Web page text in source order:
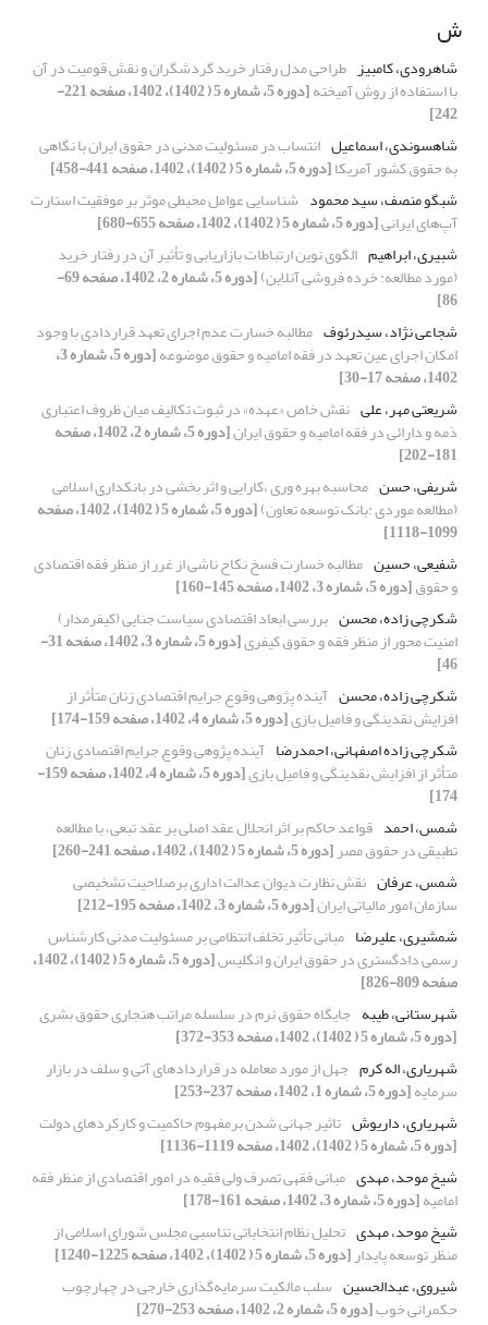
ش
شاهرودی، کامبیز طراحی مدل رفتار خرید گردشگران و نقش قومیت در آن
با استفاده از روش آمیخته [دوره 5، شماره 5 ( 1402)، 1402، صفحه 221-
242]
شاهسوندی، اسماعیل انتساب در مسئولیت مدنی در حقوق ایران با نگاهی
به حقوق کشور آمریکا[دوره 5، شماره 5 ( 1402)، 1402، صفحه 441-458]
شبگو منصف، سید محمود شناسایی عوامل محیطی موثر بر موفقیت استارت
آپ‌های ایرانی[دوره 5، شماره 5 ( 1402)، 1402، صفحه 655-680]
شبیری، ابراهیم الگوی نوین ارتباطات بازاریابی و تأثیر آن در رفتار خرید
(مورد مطالعه: خرده فروشی آنلاین) [دوره 5، شماره 2، 1402، صفحه 69-
86]
شجاعی نژاد، سیدرئوف مطالبه خسارت عدم اجرای تعهد قراردادی با وجود
امکان اجرای عین تعهد در فقه امامیه و حقوق موضوعه [دوره 5، شماره 3،
1402، صفحه 17-30]
شریعتی ‏مهر، علی نقش خاص «عهده» در ثبوت تکالیف میان ظروف اعتباری
ذمه و دارائی در فقه امامیه و حقوق ایران [دوره 5، شماره 2، 1402، صفحه
181-202]
شریفی، حسن محاسبه بهره وری ،کارایی و اثر بخشی در بانکداری اسلامی
(مطالعه موردی :بانک توسعه تعاون) [دوره 5، شماره 5 ( 1402)، 1402، صفحه
1099-1118]
شفیعی، حسین مطالبه خسارت فسخ نکاح ناشی از غرر از منظر فقه اقتصادی
و حقوق[دوره 5، شماره 3، 1402، صفحه 145-160]
شکرچی زاده، محسن بررسی ابعاد اقتصادی سیاست جنایی (کیفرمدار)
امنیت محور از منظر فقه و حقوق کیفری [دوره 5، شماره 3، 1402، صفحه 31-
46]
شکرچی زاده، محسن آینده پژوهی وقوع جرایم اقتصادی زنان متأثر از
افزایش نقدینگی و فامیل بازی[دوره 5، شماره 4، 1402، صفحه 159-174]
شکرچی زاده اصفهانی، احمدرضا آینده پژوهی وقوع جرایم اقتصادی زنان
متأثر از افزایش نقدینگی و فامیل بازی [دوره 5، شماره 4، 1402، صفحه 159-
174]
شمس، احمد قواعد حاکم بر اثر انحلال عقد اصلی بر عقد تبعی، با مطالعه
تطبیقی در حقوق مصر[دوره 5، شماره 5 ( 1402)، 1402، صفحه 241-260]
شمس، عرفان نقش نظارت دیوان عدالت اداری برصلاحیت تشخیصی
سازمان امور مالیاتی ایران[دوره 5، شماره 3، 1402، صفحه 195-212]
شمشیری، علیرضا مبانی تأثیر تخلف انتظامی بر مسئولیت مدنی کارشناس
رسمی دادگستری در حقوق ایران و انگلیس [دوره 5، شماره 5 ( 1402)، 1402،
صفحه 809-826]
شهرستانی، طیبه جایگاه حقوق نرم در سلسله مراتب هنجاری حقوق بشری
[دوره 5، شماره 5 ( 1402)، 1402، صفحه 353-372]
شهریاری، اله کرم جهل از مورد معامله در قراردادهای آتی و سلف در بازار
سرمایه[دوره 5، شماره 1، 1402، صفحه 237-253]
شهریاری، داریوش تاثیر جهانی شدن برمفهوم حاکمیت و کارکردهای دولت
[دوره 5، شماره 5 ( 1402)، 1402، صفحه 1119-1136]
شیخ موحد، مهدی مبانی فقهی تصرف ولی فقیه در امور اقتصادی از منظر فقه
امامیه[دوره 5، شماره 3، 1402، صفحه 161-178]
شیخ موحد، مهدی تحلیل نظام انتخاباتی تناسبی مجلس شورای اسلامی از
منظر توسعه پایدار[دوره 5، شماره 5 ( 1402)، 1402، صفحه 1225-1240]
شیروی، عبدالحسین سلب مالکیت سرمایه‌گذاری خارجی در چهارچوب
حکمرانی خوب[دوره 5، شماره 2، 1402، صفحه 253-270]